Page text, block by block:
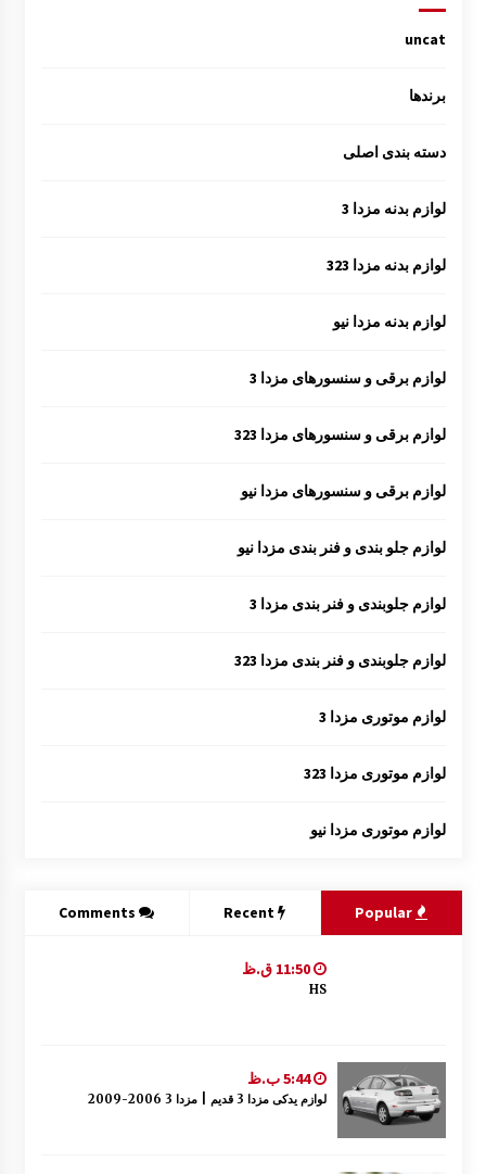
uncat
برندها
دسته بندی اصلی
لوازم بدنه مزدا 3
لوازم بدنه مزدا 323
لوازم بدنه مزدا نیو
لوازم برقی و سنسورهای مزدا 3
لوازم برقی و سنسورهای مزدا 323
لوازم برقی و سنسورهای مزدا نیو
لوازم جلو بندی و فنر بندی مزدا نیو
لوازم جلوبندی و فنر بندی مزدا 3
لوازم جلوبندی و فنر بندی مزدا 323
لوازم موتوری مزدا 3
لوازم موتوری مزدا 323
لوازم موتوری مزدا نیو
Recent
Comments
11:50 ق.ظ
HS
5:44 ب.ظ
لوازم یدکی مزدا 3 قدیم | مزدا 3 2006-2009